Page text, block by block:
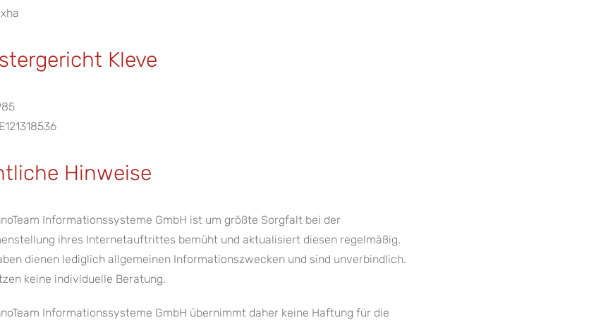
Kleve
Hinweise
Informationssysteme GmbH ist um größte Sorgfalt bei der
ihres Internetauftrittes bemüht und aktualisiert diesen regelmäßig.
dienen lediglich allgemeinen Informationszwecken und sind unverbindlich.
keine individuelle Beratung.
Informationssysteme GmbH übernimmt daher keine Haftung für die